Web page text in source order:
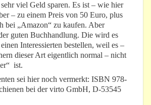
viel Geld sparen. Es ist – wie hier
– zu einem Preis von 50 Euro, plus
bei „Amazon“ zu kaufen. Aber
guten Buchhandlung. Die wird es
Interessierten bestellen, weil es –
dieser Art eigentlich normal – nicht
ist.
sei hier noch vermerkt: ISBN 978-
bei der virto GmbH, D-53545